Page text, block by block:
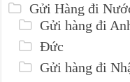
Gửi Hàng đi
Gửi hàng đi
Đức
Gửi hàng đi